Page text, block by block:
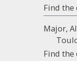
Find the
Major,
Find the